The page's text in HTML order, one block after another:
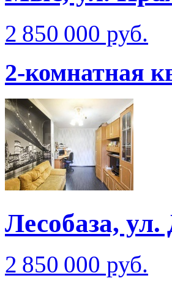
2 850 000 руб.
2-комнатная
Лесобаза,
2 850 000 руб.